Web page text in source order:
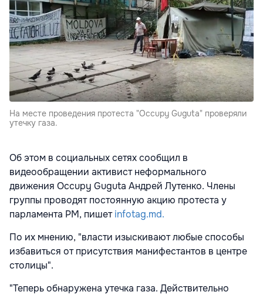
На месте проведения протеста "Occupy Guguta" проверяли
утечку газа.
Об этом в социальных сетях сообщил в
видеообращении активист неформального
движения Occupy Guguta Андрей Лутенко. Члены
группы проводят постоянную акцию протеста у
парламента РМ, пишетinfotag.md.
По их мнению, "власти изыскивают любые способы
избавиться от присутствия манифестантов в центре
столицы".
"Теперь обнаружена утечка газа. Действительно